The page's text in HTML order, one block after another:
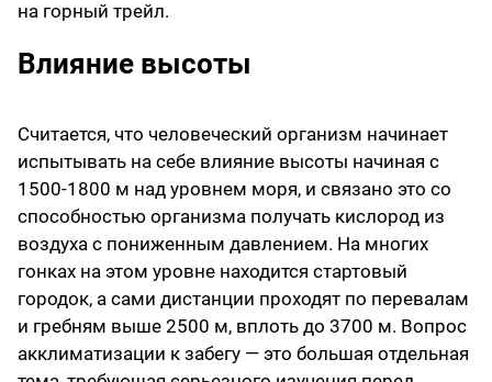
на горный трейл.
Влияние высоты
Считается, что человеческий организм начинает
испытывать на себе влияние высоты начиная с
1500-1800 м над уровнем моря, и связано это со
способностью организма получать кислород из
воздуха с пониженным давлением. На многих
гонках на этом уровне находится стартовый
городок, а сами дистанции проходят по перевалам
и гребням выше 2500 м, вплоть до 3700 м. Вопрос
акклиматизации к забегу — это большая отдельная